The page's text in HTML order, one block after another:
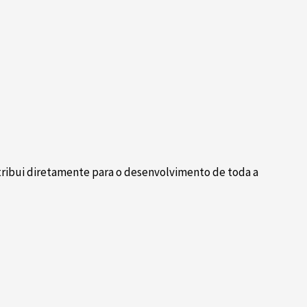
diretamente para o desenvolvimento de toda a